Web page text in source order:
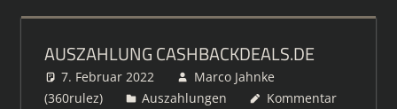
Netz
AUSZAHLUNG CASHBACKDEALS.DE
7. Februar 2022
Marco Jahnke
(360rulez)
Auszahlungen
Kommentar